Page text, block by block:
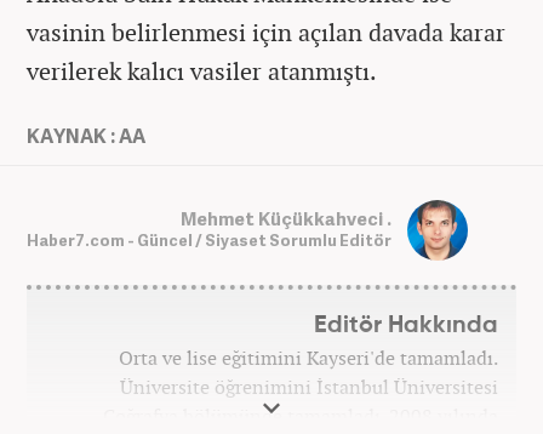
vasinin belirlenmesi için açılan davada karar
verilerek kalıcı vasiler atanmıştı.
KAYNAK : AA
Mehmet Küçükkahveci .
Haber7.com - Güncel / Siyaset Sorumlu Editör
Editör Hakkında
Orta ve lise eğitimini Kayseri'de tamamladı.
Üniversite öğrenimini İstanbul Üniversitesi
Coğrafya bölümünde tamamladı. 2008 yılında